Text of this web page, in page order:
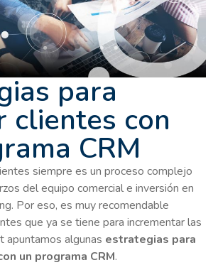
para
clientes con
CRM
siempre es un proceso complejo
del equipo comercial e inversión en
Por eso, es muy recomendable
que ya se tiene para incrementar las
apuntamos algunas estrategias para
un programa CRM.